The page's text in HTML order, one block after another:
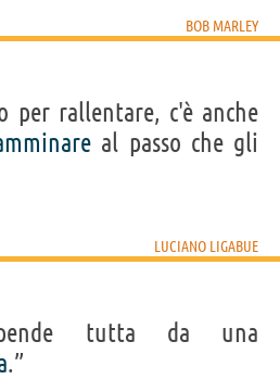
BOB MARLEY
per rallentare, c'è anche
al passo che gli
LUCIANO LIGABUE
tutta da una
.”